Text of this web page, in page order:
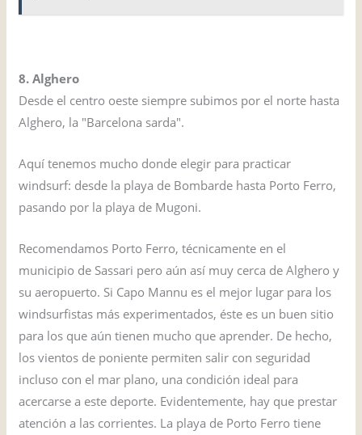
8. Alghero
Desde el centro oeste siempre subimos por el norte hasta
Alghero, la "Barcelona sarda".
Aquí tenemos mucho donde elegir para practicar
windsurf: desde la playa de Bombarde hasta Porto Ferro,
pasando por la playa de Mugoni.
Recomendamos Porto Ferro, técnicamente en el
municipio de Sassari pero aún así muy cerca de Alghero y
su aeropuerto. Si Capo Mannu es el mejor lugar para los
windsurfistas más experimentados, éste es un buen sitio
para los que aún tienen mucho que aprender. De hecho,
los vientos de poniente permiten salir con seguridad
incluso con el mar plano, una condición ideal para
acercarse a este deporte. Evidentemente, hay que prestar
atención a las corrientes. La playa de Porto Ferro tiene